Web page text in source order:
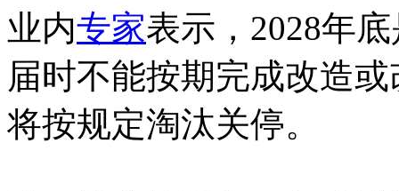
业内专家表示，2028年
届时不能按期完成改造
将按规定淘汰关停。